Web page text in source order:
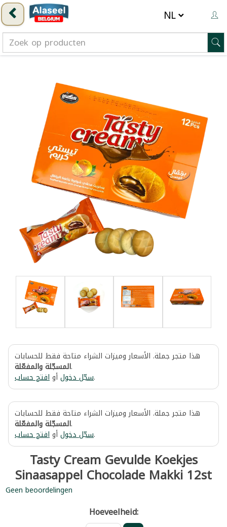
هذا متجر جملة. الأسعار وميزات الشراء متاحة فقط للحسابات
المسجّلة والمفعّلة.
سجّل دخولأوافتح حساب .
هذا متجر جملة. الأسعار وميزات الشراء متاحة فقط للحسابات
المسجّلة والمفعّلة.
سجّل دخولأوافتح حساب .
Tasty Cream Gevulde Koekjes
Sinaasappel Chocolade Makki 12st
Geen beoordelingen
Hoeveelheid: